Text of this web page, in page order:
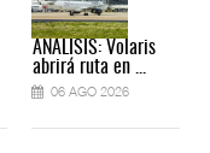
ANÁLISIS: Volaris
abrirá ruta en ...
06 AGO 2026